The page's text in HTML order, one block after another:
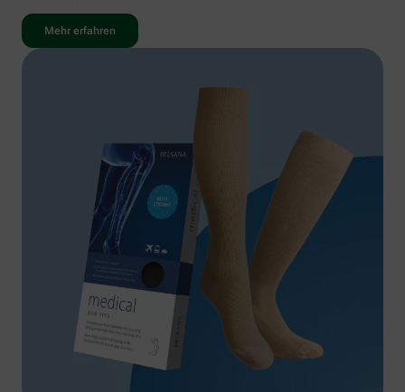
Mehr erfahren